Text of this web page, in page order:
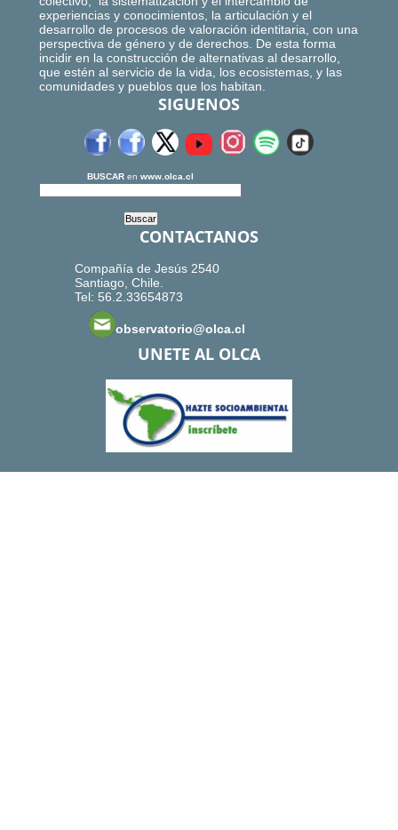
experiencias y conocimientos, la articulación y el
desarrollo de procesos de valoración identitaria, con una
perspectiva de género y de derechos. De esta forma
incidir en la construcción de alternativas al desarrollo,
que estén al servicio de la vida, los ecosistemas, y las
comunidades y pueblos que los habitan.
SIGUENOS
BUSCAR en www.olca.cl
CONTACTANOS
Compañía de Jesús 2540
Santiago, Chile.
Tel: 56.2.33654873
observatorio@olca.cl
UNETE AL OLCA